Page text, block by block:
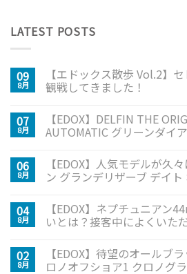
LATEST POSTS
09
8月
【エドックス散歩 Vol.2】
観戦してきました！
07
8月
【EDOX】DELFIN THE
AUTOMATIC グリーンダイ
06
8月
【EDOX】人気モデルが久
ン グランデリザーブ デイ
04
8月
【EDOX】ネプチュニアン
いとは？接客中によくいた
02
8月
【EDOX】待望のオールブ
ロノオフショア1 クロノグ